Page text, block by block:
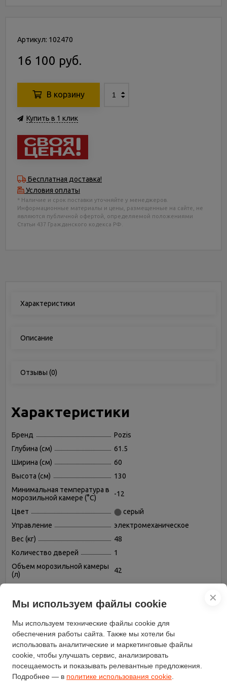
Артикул: 102470
16 100 руб.
В корзину
Купить в 1 клик
Бесплатная доставка!
Условия оплаты
* Наличие и срок поставки уточняйте у менеджеров.
Информационные материалы и цены, размещенные на сайте, не
являются публичной офертой, определяемой положениями
Статьи 437 Гражданского кодекса РФ.
Характеристики
Описание
Отзывы (0)
Характеристики
Бренд
Pozis
Глубина (см)
61.5
Ширина (см)
60
Высота (см)
130
Минимальная температура в
морозильной камере (°C)
-12
Цвет
серый
Управление
электромеханическое
Вес (кг)
48
Количество дверей
1
Объем морозильной камеры
(л)
42
Уровень шума (дБ)
40
Возможность
перевешивания двери
есть
Размораживание
морозильной камеры
ручное
Генератор льда
✕
Мы используем файлы cookie
Мы используем технические файлы cookie для
обеспечения работы сайта. Также мы хотели бы
использовать аналитические и маркетинговые файлы
cookie, чтобы улучшать сервис, анализировать
посещаемость и показывать релевантные предложения.
Подробнее — в политике использования cookie